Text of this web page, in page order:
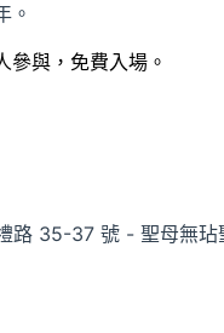
。
參與，免費入場。
路 35-37 號 - 聖母無玷